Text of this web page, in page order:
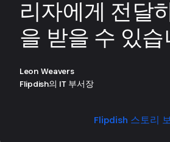
리자에게 전달
을 받을 수 있
Leon Weavers
Flipdish의 IT 부서장
Flipdish 스토리